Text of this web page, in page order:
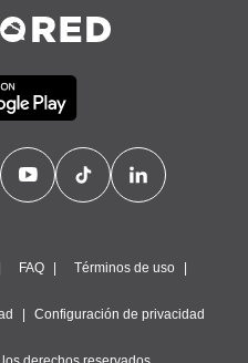
FAQ Términos de uso
Configuración de privacidad